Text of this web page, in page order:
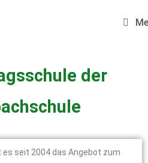
der
seit 2004 das Angebot zum